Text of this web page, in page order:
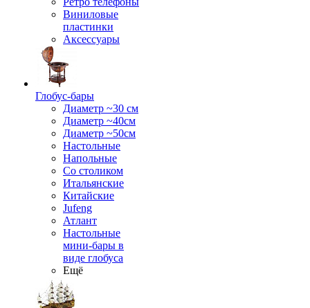
Виниловые
пластинки
Аксессуары
Глобус-бары
Диаметр ~30 см
Диаметр ~40см
Диаметр ~50см
Настольные
Напольные
Со столиком
Итальянские
Китайские
Jufeng
Атлант
Настольные
мини-бары в
виде глобуса
Ещё